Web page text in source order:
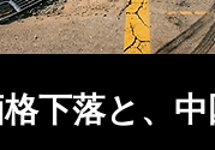
下落と、